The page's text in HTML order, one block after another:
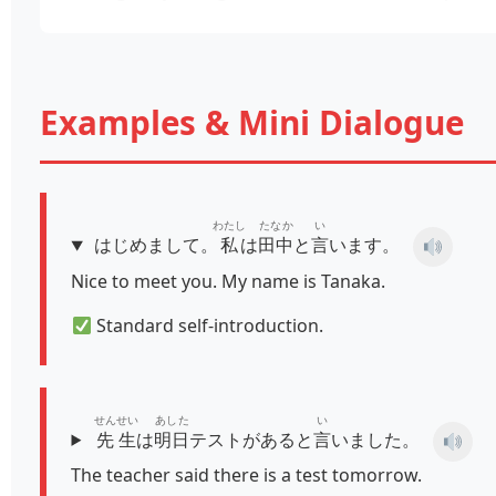
Examples & Mini Dialogue
はじめまして。 私
わたし
は田中
たなか
と言
い
います。
Nice to meet you. My name is Tanaka.
Standard self-introduction.
先生
せんせい
は明日
あした
テストがあると言
い
いました。
The teacher said there is a test tomorrow.